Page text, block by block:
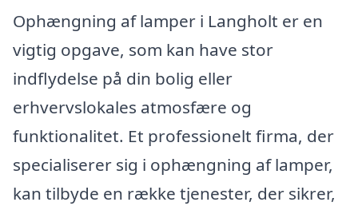
Ophængning af lamper i Langholt er en
vigtig opgave, som kan have stor
indflydelse på din bolig eller
erhvervslokales atmosfære og
funktionalitet. Et professionelt firma, der
specialiserer sig i ophængning af lamper,
kan tilbyde en række tjenester, der sikrer,